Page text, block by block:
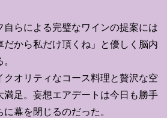
自らによる完璧なワインの提案には
だから私だけ頂くね」と優しく脳内
クオリティなコース料理と贅沢な空
満足。妄想エアデートは今日も勝手
幕を閉じるのだった。